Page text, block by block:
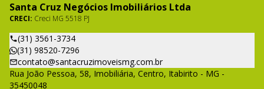
Santa Cruz Negócios Imobiliários Ltda
CRECI: Creci MG 5518 PJ
(31) 3561-3734
(31) 98520-7296
contato@santacruzimoveismg.com.br
Rua João Pessoa, 58, Imobiliária, Centro, Itabirito - MG -
35450048